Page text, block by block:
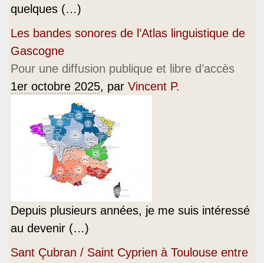
quelques (…)
Les bandes sonores de l’Atlas linguistique de
Gascogne
Pour une diffusion publique et libre d’accès
1er octobre 2025, par Vincent P.
Depuis plusieurs années, je me suis intéressé
au devenir (…)
Sant Çubran / Saint Cyprien à Toulouse entre